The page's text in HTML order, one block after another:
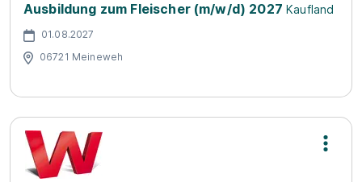
Ausbildung zum Fleischer (m/w/d) 2027 Kaufland
01.08.2027
06721 Meineweh